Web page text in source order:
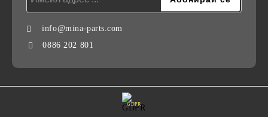
info@mina-parts.com
0886 202 801
GDPR